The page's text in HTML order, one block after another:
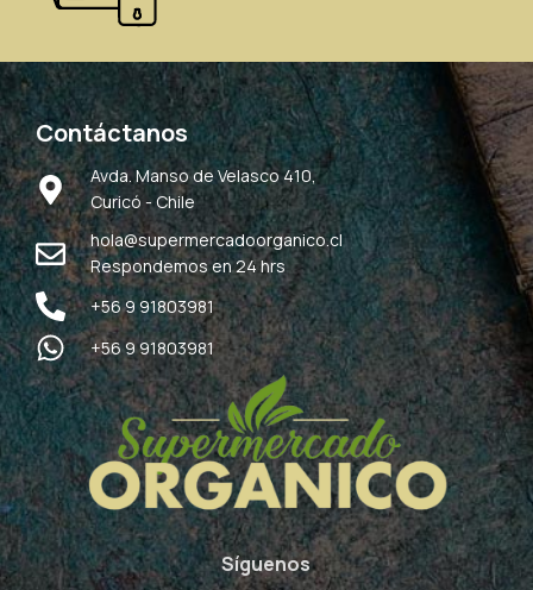
Contáctanos
Avda. Manso de Velasco 410,
Curicó - Chile
hola@supermercadoorganico.cl
Respondemos en 24 hrs
+56 9 91803981
+56 9 91803981
Síguenos